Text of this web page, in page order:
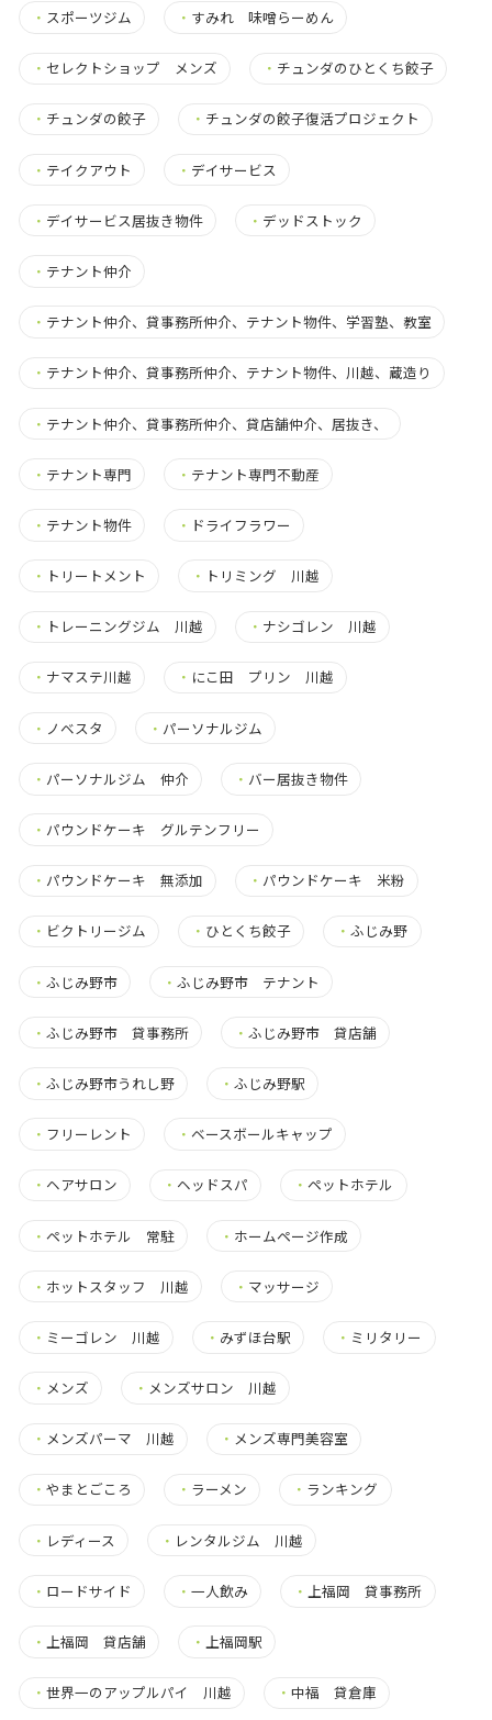
・ スポーツジム ・ すみれ 味噌らーめん
・ セレクトショップ メンズ ・ チュンダのひとくち餃子
・ チュンダの餃子 ・ チュンダの餃子復活プロジェクト
・ テイクアウト ・ デイサービス
・ デイサービス居抜き物件 ・ デッドストック
・ テナント仲介
・ テナント仲介、貸事務所仲介、テナント物件、学習塾、教室
・ テナント仲介、貸事務所仲介、テナント物件、川越、蔵造り
・ テナント仲介、貸事務所仲介、貸店舗仲介、居抜き、
・ テナント専門 ・ テナント専門不動産
・ テナント物件 ・ ドライフラワー
・ トリートメント ・ トリミング 川越
・ トレーニングジム 川越 ・ ナシゴレン 川越
・ ナマステ川越 ・ にこ田 プリン 川越
・ ノベスタ ・ パーソナルジム
・ パーソナルジム 仲介 ・ バー居抜き物件
・ パウンドケーキ グルテンフリー
・ パウンドケーキ 無添加 ・ パウンドケーキ 米粉
・ ビクトリージム ・ ひとくち餃子 ・ふじみ野
・ ふじみ野市 ・ふじみ野市 テナント
・ ふじみ野市 貸事務所 ・ふじみ野市 貸店舗
・ ふじみ野市うれし野 ・ふじみ野駅
・ フリーレント ・ ベースボールキャップ
・ ヘアサロン ・ ヘッドスパ ・ペットホテル
・ ペットホテル 常駐 ・ ホームページ作成
・ ホットスタッフ 川越 ・ マッサージ
・ ミーゴレン 川越 ・ みずほ台駅 ・ ミリタリー
・ メンズ ・ メンズサロン 川越
・ メンズパーマ 川越 ・ メンズ専門美容室
・ やまとごころ ・ ラーメン ・ ランキング
・ レディース ・ レンタルジム 川越
・ ロードサイド ・一人飲み ・上福岡 貸事務所
・ 上福岡 貸店舗 ・上福岡駅
・ 世界一のアップルパイ 川越 ・中福 貸倉庫